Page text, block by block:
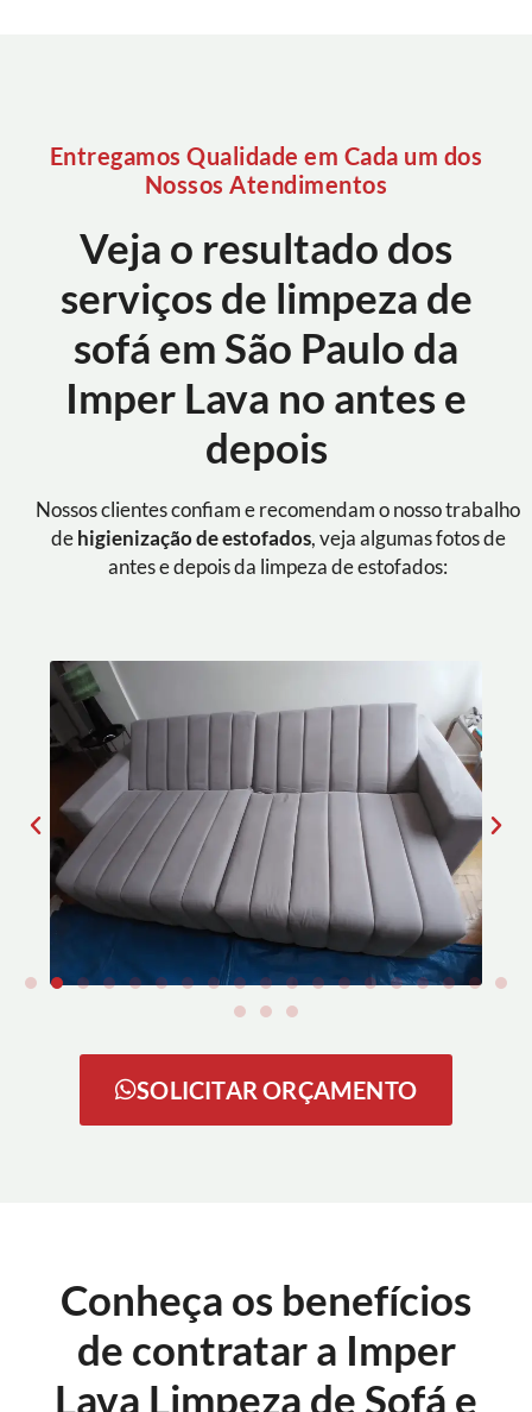
Entregamos Qualidade em Cada um dos
Nossos Atendimentos
Veja o resultado dos
serviços de limpeza de
sofá em São Paulo da
Imper Lava no antes e
depois
Nossos clientes confiam e recomendam o nosso trabalho
de higienização de estofados, veja algumas fotos de
antes e depois da limpeza de estofados:
SOLICITAR ORÇAMENTO
Conheça os benefícios
de contratar a Imper
Lava Limpeza de Sofá e